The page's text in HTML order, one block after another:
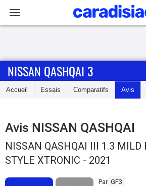
Accueil
Essais
Guide
d'achat
NISSAN QASHQAI 3
Accueil Essais Comparatifs Avis
Avis NISSAN QASHQAI
NISSAN QASHQAI III 1.3 MILD
STYLE XTRONIC - 2021
Par GF3